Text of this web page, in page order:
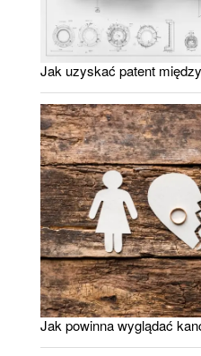
Jak uzyskać patent
Jak powinna wyglądać